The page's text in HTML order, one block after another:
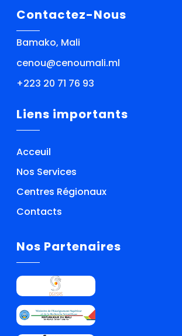
Contactez-Nous
Bamako, Mali
cenou@cenoumali.ml
+223 20 71 76 93
Liens importants
Acceuil
Nos Services
Centres Régionaux
Contacts
Nos Partenaires